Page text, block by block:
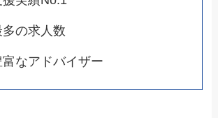
の求人数
なアドバイザー